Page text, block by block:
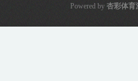
Powered by 杏彩体育